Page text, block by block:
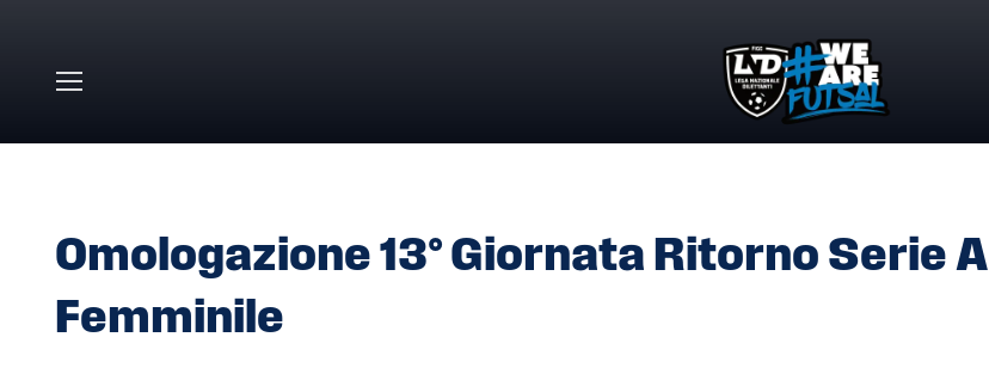
Omologazione 13° Giornata Ritorno Serie A
Femminile